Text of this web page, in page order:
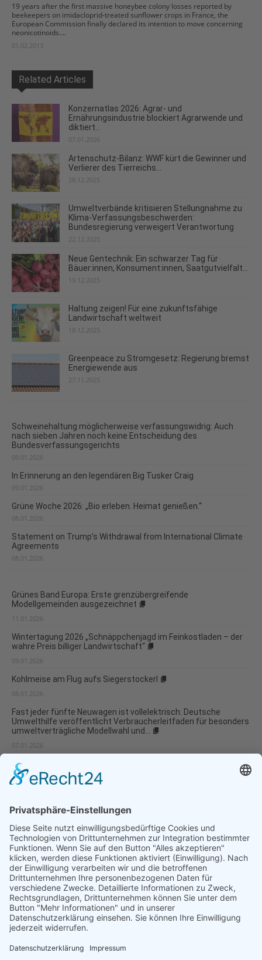
19 years after the first massive honeybee colony losses reported by
beekeepers on imidacloprid-treated sunflower crops in France, the
European Commission finally declared its intention to move concerning
neonicotinoids....
01.02.2013
Related Articles
Konzernatlas 2026: Agrar- und
Ernährungsindustrie blockiert Agrarwende und
diktiert...
07.01.2026
Artenschutz-Bilanz: WWF kürt die Gewinner und
Verlierer des Tierreichs...
28.12.2025
Umweltverbände kritisieren Stellungnahme zu
Klima-Verfassungsbeschwerden:
Bundesregierung verweigert Verantwortung
22.12.2025
Neue Gentechnik: Ein schwarzer Tag für
Bäuer:innen, Konsument:innen, Saatgutvielfalt...
19.12.2025
Haltung zeigen! Für eine zukunftsfähige
Landwirtschaft weltweit
18.12.2025
Greenpeace zu Stromgesetz: Regierung bremst
Energiewende aus
27.11.2025
Schweinehaltung möglicherweise verfassungswidrig: Auch
nach sieben Jahren noch keine Entscheidung des
Bundesverfassungsgerichts
09.01.2026
In Erinnerung an den legendären Big Tusker Craig
09.01.2026
Grüne Woche 2026: „Bio erleben. Heimat genießen.“
08.01.2026
Statement on Trump’s Withdrawal from International Climate
Agreements
08.01.2026
Grünes Band Europa: Erste grenzübergreifende
Modellgemeinden ausgezeichnet
11.01.2026
Wintertagung 2026 „Schnäppchenjagd im Feinkostladen – der
wahre Preis billiger Landwirtschaft“
09.01.2026
Kohlmeise am Flug aufs Siegerstockerl
08.01.2026
Fast jeder fünfte Neuwagen ist vollelektrisch: Deutsche
Umwelthilfe veröffentlicht Verbraucherleitfaden für besonders
umweltverträgliche Modellwahl und...
07.01.2026